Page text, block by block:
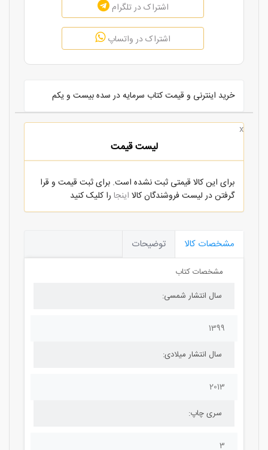
اشتراک در تلگرام
اشتراک در واتساپ
خرید اینترنی و قیمت کتاب سرمایه در سده بیست و یکم
x
لیست قیمت
برای این کالا قیمتی ثبت نشده است. برای ثبت قیمت و قرا
گرفتن در لیست فروشندگان کالا اینجا را کلیک کنید
مشخصات کالا توضیحات
مشخصات کتاب
سال انتشار شمسی:
1399
سال انتشار میلادی:
2013
سری چاپ:
3